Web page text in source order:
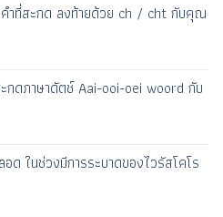
คำที่สะกด ลงท้ายด้วย ch / cht กับคุณ
กดภาษาดัตช์ Aai-ooi-oei woord กับ
ด ในช่วงมีการระบาดของไวรัสโคโร